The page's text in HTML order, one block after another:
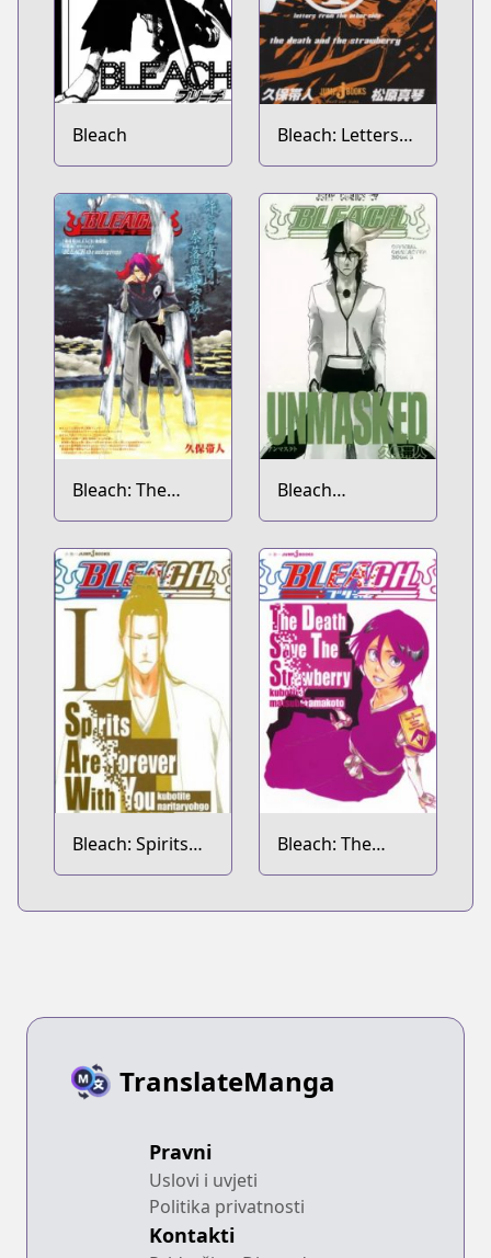
Bleach
Bleach: Letters
From the Other
Side
Bleach: The
Unforgivens
Bleach
Unmasked Short
Stories
Bleach: Spirits
Are Forever with
Bleach: The
Death Save the
TranslateManga
Pravni
Uslovi i uvjeti
Politika privatnosti
Kontakti